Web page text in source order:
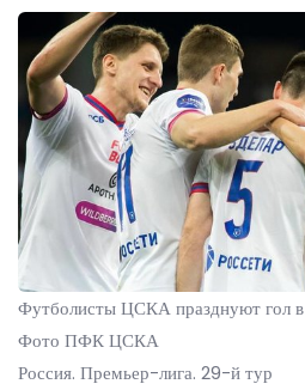
Футболисты ЦСКА празднуют гол
Фото ПФК ЦСКА
Россия. Премьер-лига. 29-й тур